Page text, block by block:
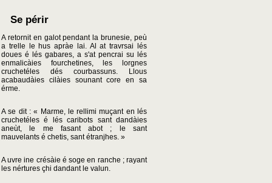
Se périr
A retornit en galot pendant la brunesie, peù
a trelle le hus apràe lai. Al at travrsai lés
doues é lés gabares, a s'at pencrai su lés
enmalicàies fourchetines, les lorgnes
cruchetéles dés courbassuns. Llous
acabaudàies cilàies sounant core en sa
érme.
A se dit : « Marme, le rellimi muçant en lés
cruchetéles é lés caribots sant dandàies
aneùt, le me fasant abot ; le sant
mauvelants é chetis, sant étranjhes. »
A uvre ine crésàie é soge en ranche ; rayant
les nértures çhi dandant le valun.